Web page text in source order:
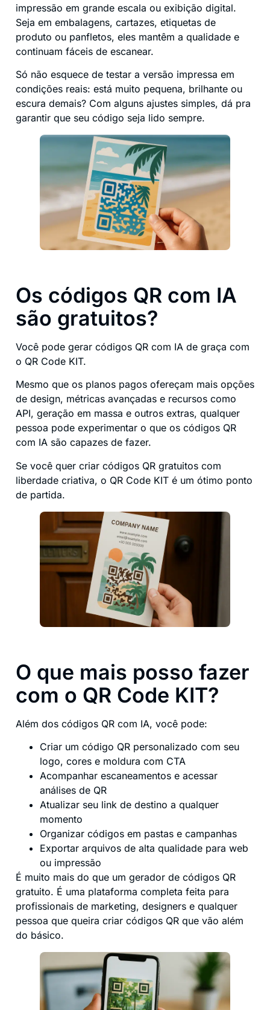
impressão em grande escala ou exibição digital.
Seja em embalagens, cartazes, etiquetas de
produto ou panfletos, eles mantêm a qualidade e
continuam fáceis de escanear.
Só não esquece de testar a versão impressa em
condições reais: está muito pequena, brilhante ou
escura demais? Com alguns ajustes simples, dá pra
garantir que seu código seja lido sempre.
Os códigos QR com IA
são gratuitos?
Você pode gerar códigos QR com IA de graça com
o QR Code KIT.
Mesmo que os planos pagos ofereçam mais opções
de design, métricas avançadas e recursos como
API, geração em massa e outros extras, qualquer
pessoa pode experimentar o que os códigos QR
com IA são capazes de fazer.
Se você quer criar códigos QR gratuitos com
liberdade criativa, o QR Code KIT é um ótimo ponto
de partida.
O que mais posso fazer
com o QR Code KIT?
Além dos códigos QR com IA, você pode:
Criar um código QR personalizado com seu
logo, cores e moldura com CTA
Acompanhar escaneamentos e acessar
análises de QR
Atualizar seu link de destino a qualquer
momento
Organizar códigos em pastas e campanhas
Exportar arquivos de alta qualidade para web
ou impressão
É muito mais do que um gerador de códigos QR
gratuito. É uma plataforma completa feita para
profissionais de marketing, designers e qualquer
pessoa que queira criar códigos QR que vão além
do básico.